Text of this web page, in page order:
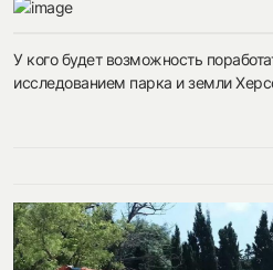
У кого будет возможность
исследованием парка и земли